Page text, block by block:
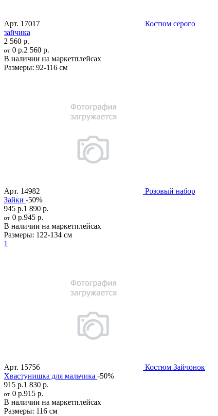
Арт. 17017
Костюм серого
зайчика
2 560 р.
от 0 р.2 560 р.
В наличии на маркетплейсах
Размеры: 92-116 см
Арт. 14982
Розовый набор
Зайки -50%
945 р.1 890 р.
от 0 р.945 р.
В наличии на маркетплейсах
Размеры: 122-134 см
1
Арт. 15756
Костюм Зайчонок
Хвастунишка для мальчика -50%
915 р.1 830 р.
от 0 р.915 р.
В наличии на маркетплейсах
Размеры: 116 см